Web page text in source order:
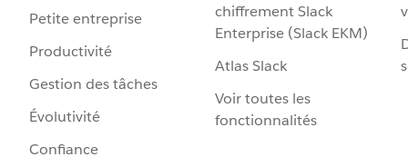
Petite entreprise
Productivité
Gestion des tâches
Évolutivité
Confiance
chiffrement Slack
Enterprise (Slack EKM)
Atlas Slack
Voir toutes les
fonctionnalités